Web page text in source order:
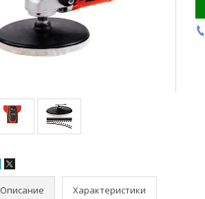
Описание Характеристики